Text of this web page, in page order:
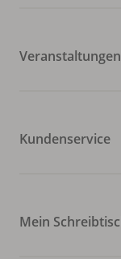
Veranstaltungen
Kundenservice
Mein